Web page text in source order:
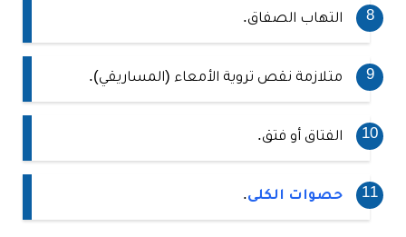
التهاب الصفاق.
متلازمة نقص تروية الأمعاء (المساريقي).
الفتاق أو فتق.
حصوات الكلى.